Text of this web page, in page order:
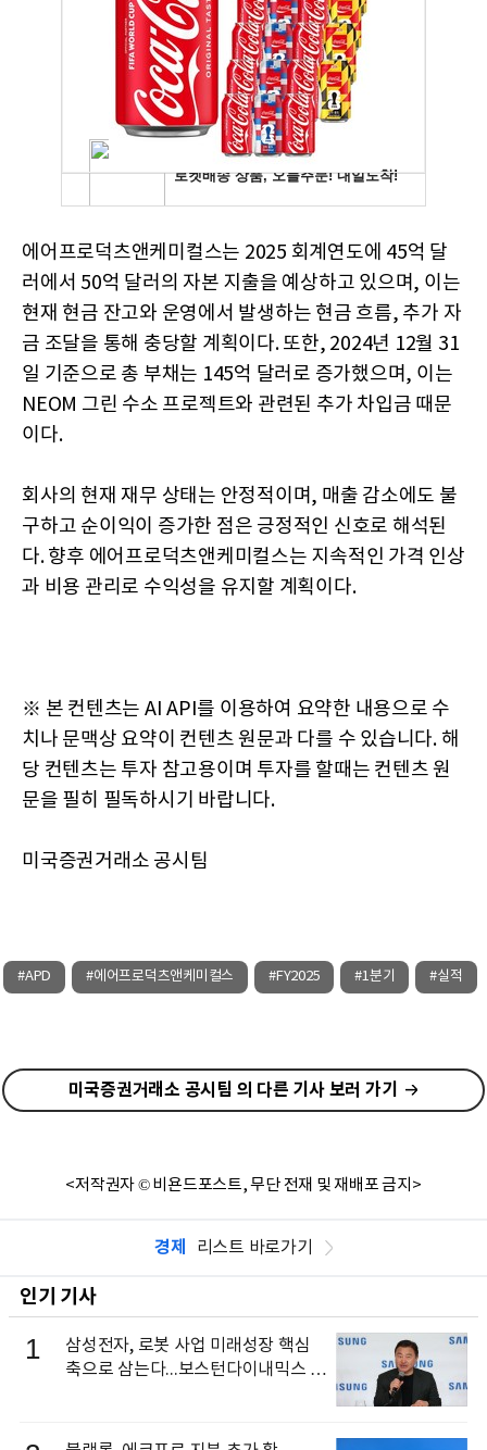
에어프로덕츠앤케미컬스는 2025 회계연도에 45억 달
러에서 50억 달러의 자본 지출을 예상하고 있으며, 이는
현재 현금 잔고와 운영에서 발생하는 현금 흐름, 추가 자
금 조달을 통해 충당할 계획이다. 또한, 2024년 12월 31
일 기준으로 총 부채는 145억 달러로 증가했으며, 이는
NEOM 그린 수소 프로젝트와 관련된 추가 차입금 때문
이다.
회사의 현재 재무 상태는 안정적이며, 매출 감소에도 불
구하고 순이익이 증가한 점은 긍정적인 신호로 해석된
다. 향후 에어프로덕츠앤케미컬스는 지속적인 가격 인상
과 비용 관리로 수익성을 유지할 계획이다.
※ 본 컨텐츠는 AI API를 이용하여 요약한 내용으로 수
치나 문맥상 요약이 컨텐츠 원문과 다를 수 있습니다. 해
당 컨텐츠는 투자 참고용이며 투자를 할때는 컨텐츠 원
문을 필히 필독하시기 바랍니다.
미국증권거래소 공시팀
#APD #에어프로덕츠앤케미컬스 #FY2025 #1분기 #실적
미국증권거래소 공시팀 의 다른 기사 보러 가기
<저작권자 © 비욘드포스트, 무단 전재 및 재배포 금지>
경제 리스트 바로가기
인기 기사
1
삼성전자, 로봇 사업 미래성장 핵심
축으로 삼는다...보스턴다이내믹스 출